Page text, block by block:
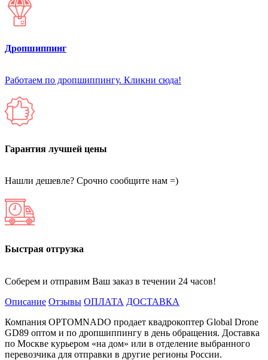
Дропшиппинг
Работаем по дропшиппингу. Кликни сюда!
Гарантия лучшей цены
Нашли дешевле? Срочно сообщите нам =)
Быстрая отгрузка
Соберем и отправим Ваш заказ в течении 24 часов!
Описание Отзывы ОПЛАТА ДОСТАВКА
Компания OPTOMNADO продает квадрокоптер Global Drone
GD89 оптом и по дропшиппингу в день обращения. Доставка
по Москве курьером «на дом» или в отделение выбранного
перевозчика для отправки в другие регионы России.